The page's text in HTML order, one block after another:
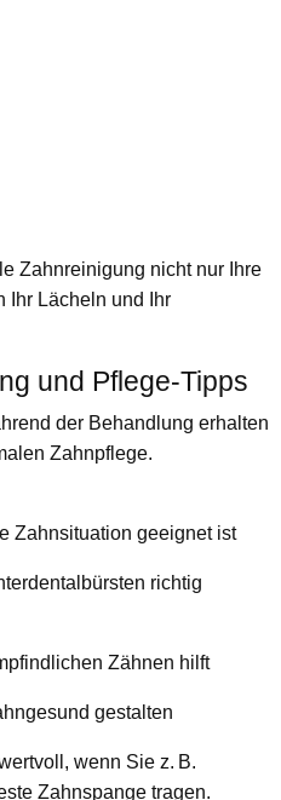
Zahnreinigung nicht nur Ihre
Ihr Lächeln und Ihr
und Pflege-Tipps
der Behandlung erhalten
Zahnpflege.
Zahnsituation geeignet ist
richtig
Zähnen hilft
gestalten
wenn Sie z. B.
Zahnspange tragen.